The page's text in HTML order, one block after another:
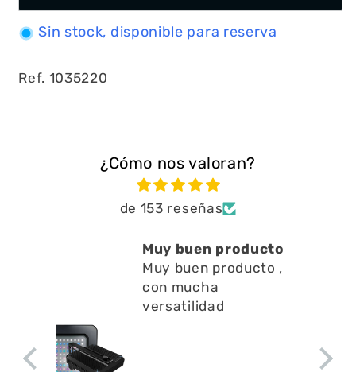
Sin stock, disponible para reserva
Ref. 1035220
¿Cómo nos valoran?
de 153 reseñas
Muy buen producto
Muy buen producto ,
con mucha
versatilidad